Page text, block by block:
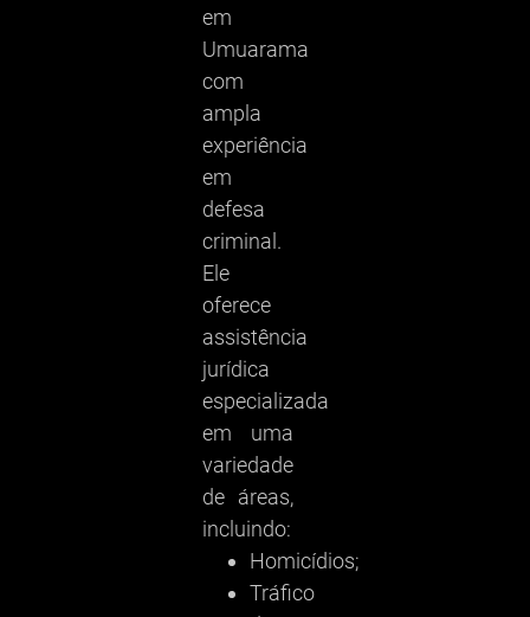
em
Umuarama
com
ampla
experiência
em
defesa
criminal.
Ele
oferece
assistência
jurídica
especializada
em uma
variedade
de áreas,
incluindo:
Homicídios;
Tráfico